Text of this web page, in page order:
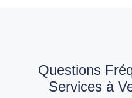
Questions
Services à